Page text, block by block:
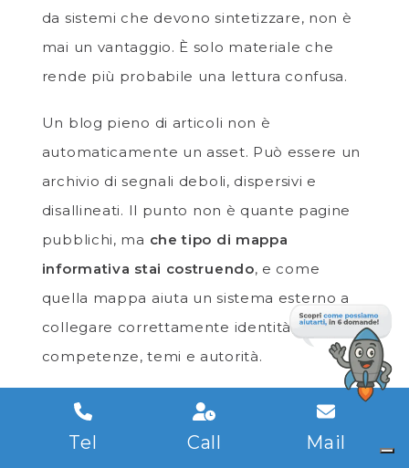
da sistemi che devono sintetizzare, non è
mai un vantaggio. È solo materiale che
rende più probabile una lettura confusa.
Un blog pieno di articoli non è
automaticamente un asset. Può essere un
archivio di segnali deboli, dispersivi e
disallineati. Il punto non è quante pagine
pubblichi, ma che tipo di mappa
informativa stai costruendo, e come
quella mappa aiuta un sistema esterno a
collegare correttamente identità,
competenze, temi e autorità.
La differenza tra contenuto che occupa
spazio e contenuto che costruisce
Tel Call Mail